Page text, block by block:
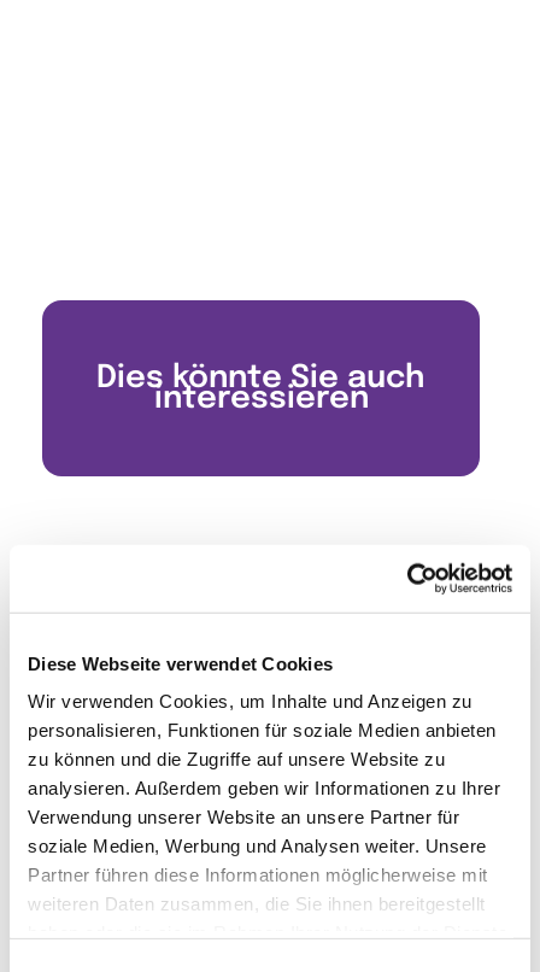
Diese Webseite verwendet Cookies
Wir verwenden Cookies, um Inhalte und Anzeigen zu
personalisieren, Funktionen für soziale Medien anbieten
zu können und die Zugriffe auf unsere Website zu
analysieren. Außerdem geben wir Informationen zu Ihrer
Verwendung unserer Website an unsere Partner für
soziale Medien, Werbung und Analysen weiter. Unsere
Partner führen diese Informationen möglicherweise mit
weiteren Daten zusammen, die Sie ihnen bereitgestellt
Dies könnte Sie auch
interessieren